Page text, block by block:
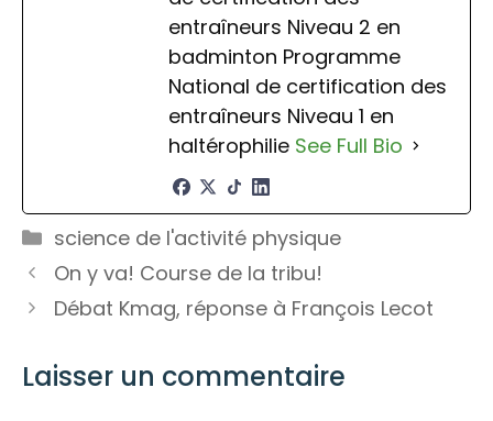
entraîneurs Niveau 2 en
badminton Programme
National de certification des
entraîneurs Niveau 1 en
haltérophilie See Full Bio
Catégories
science de l'activité physique
On y va! Course de la tribu!
Débat Kmag, réponse à François Lecot
Laisser un commentaire